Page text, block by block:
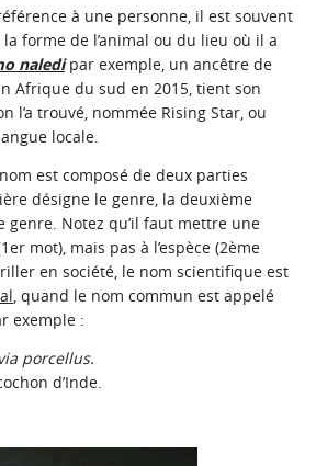
à une personne, il est souvent
forme de l’animal ou du lieu où il a
naledipar exemple, un ancêtre de
Afrique du sud en 2015, tient son
l’a trouvé, nommée Rising Star, ou
locale.
est composé de deux parties
désigne le genre, la deuxième
genre. Notez qu’il faut mettre une
mot), mais pas à l’espèce (2ème
en société, le nom scientifique est
, quand le nom commun est appelé
exemple :
porcellus.
d’Inde.